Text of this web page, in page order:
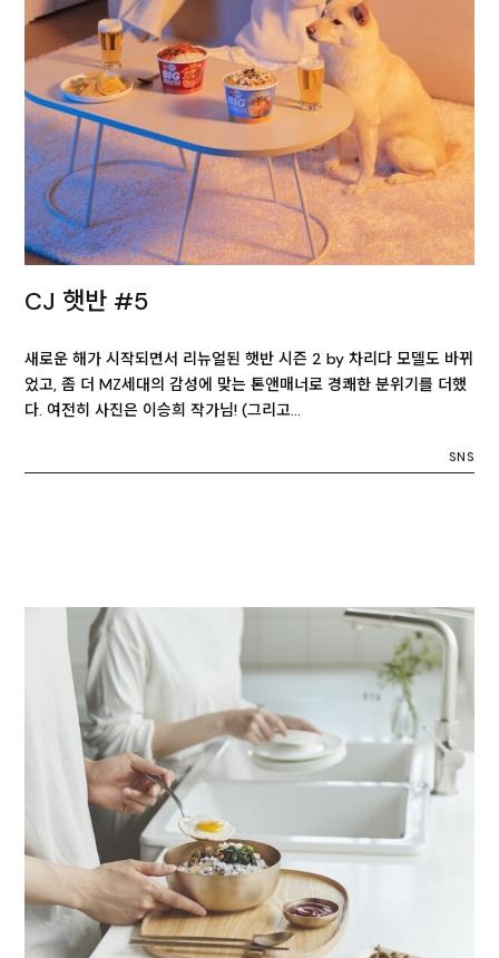
CJ 햇반 #5
새로운 해가 시작되면서 리뉴얼된 햇반 시즌 2 by 차리다 모델도 바뀌
었고, 좀 더 MZ세대의 감성에 맞는 톤앤매너로 경쾌한 분위기를 더했
다. 여전히 사진은 이승희 작가님! (그리고…
SNS